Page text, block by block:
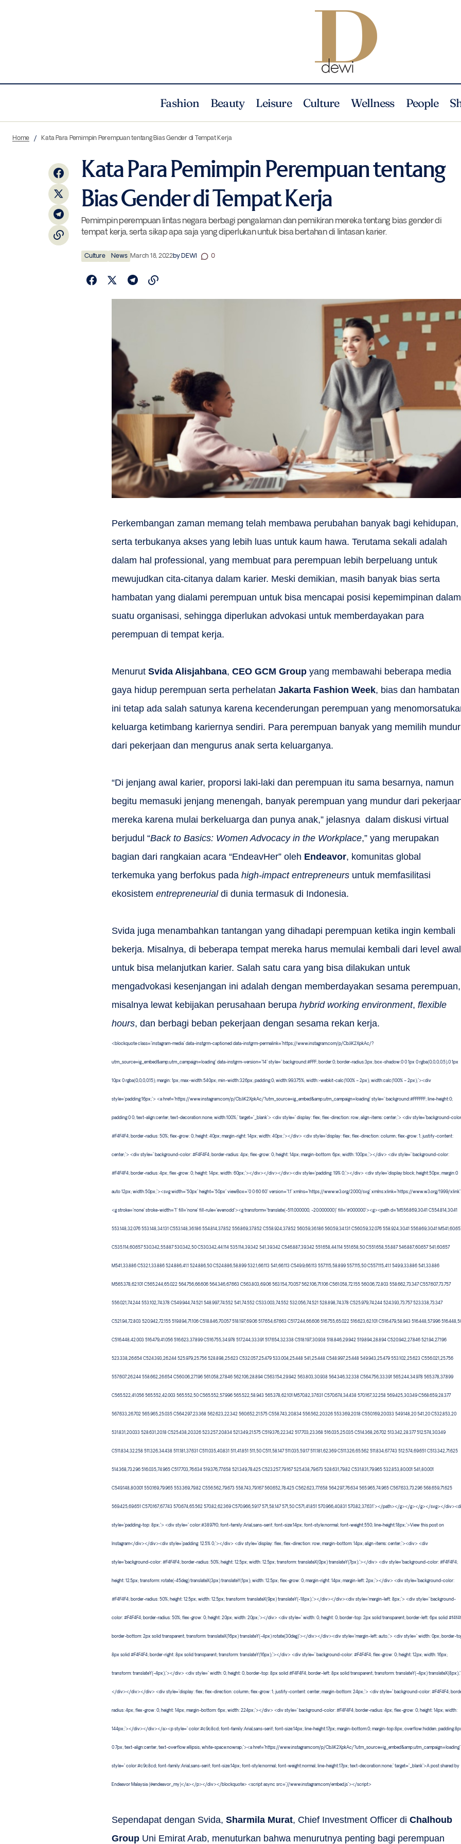
Fashion Beauty Leisure Culture Wellness People
Kejutan Maria Grazia Chiuri yang
Berbalut Seni di Koleksi Musim Gugur
Culture
Home Kata Para Pemimpin Perempuan tentang Bias Gender di Tempat Kerja
Kata Para Pemimpin Perempuan tentang
Bias Gender di Tempat Kerja
Pemimpin perempuan lintas negara berbagi pengalaman dan pemikiran mereka tentang bias gender di
tempat kerja, serta sikap apa saja yang diperlukan untuk bisa bertahan di lintasan karier.
Culture News March 18, 2022byDEWI 0
Perkembangan zaman memang telah membawa perubahan banyak bagi kehidupan,
serta terbukanya akses yang lebih luas untuk kaum hawa. Terutama sekali adalah
dalam hal professional, yang membuat para perempuan lebih berpeluang untuk
mewujudkan cita-citanya dalam karier. Meski demikian, masih banyak bias serta
hambatan yang dialami perempuan untuk bisa mencapai posisi kepemimpinan dalam
suatu organisasi, sehingga diperlukan advokasi untuk memberdayakan para
perempuan di tempat kerja.
Menurut Svida Alisjahbana, CEO GCM Group yang membawahi beberapa media
gaya hidup perempuan serta perhelatan Jakarta Fashion Week, bias dan hambatan
ini tetap ada salah satunya karena kecenderungan perempuan yang
keluarga ketimbang kariernya sendiri. Para perempuan banyak yang memilih mundur
dari pekerjaan dan mengurus anak serta keluarganya.
“Di jenjang awal karier, proporsi laki-laki dan perempuan itu sama besarnya, namun
begitu memasuki jenjang menengah, banyak perempuan yang mundur dari
mereka karena mulai berkeluarga dan punya anak,” jelasnya dalam diskusi virtual
berjudul “Back to Basics: Women Advocacy in the Workplace,” yang merupakan
bagian dari rangkaian acara “EndeavHer” oleh Endeavor, komunitas global
terkemuka yang berfokus pada high-impact entrepreneurs untuk memfasilitasi
ekosistem entrepreneurialdi dunia termasuk di Indonesia.
Svida juga menambahkan tantangan yang dihadapi perempuan ketika ingin kembali
bekerja. Misalnya, di beberapa tempat mereka harus memulai kembali dari level awal
untuk bisa melanjutkan karier. Salah satu cara yang bisa dilakukan untuk
mengadvokasi kesenjangan ini adalah dengan memberdayakan sesama perempuan,
misalnya lewat kebijakan perusahaan berupa hybrid working environment, flexible
hours, dan berbagi beban pekerjaan dengan sesama rekan kerja.
<blockquote class="instagram-media" data-instgrm-captioned data-instgrm-permalink="https://www.instagram.com/p/CbJiK2XpkAc/?
utm_source=ig_embed&amp;utm_campaign=loading" data-instgrm-version="14" style=" background:#FFF; border:0; border-radius:3px; box-shadow:0 0 1px 0 rgba(0,0,0,0.5),0 1px
10px 0 rgba(0,0,0,0.15); margin: 1px; max-width:540px; min-width:326px; padding:0; width:99.375%; width:-webkit-calc(100% – 2px); width:calc(100% – 2px);"><div
style="padding:16px;"> <a href="https://www.instagram.com/p/CbJiK2XpkAc/?utm_source=ig_embed&amp;utm_campaign=loading" style=" background:#FFFFFF; line-height:0;
padding:0 0; text-align:center; text-decoration:none; width:100%;" target="_blank"> <div style=" display: flex; flex-direction: row; align-items: center;"> <div style="background-
#F4F4F4; border-radius: 50%; flex-grow: 0; height: 40px; margin-right: 14px; width: 40px;"></div> <div style="display: flex; flex-direction: column; flex-grow: 1; justify-content:
center;"> <div style=" background-color: #F4F4F4; border-radius: 4px; flex-grow: 0; height: 14px; margin-bottom: 6px; width: 100px;"></div> <div style=" background-color:
#F4F4F4; border-radius: 4px; flex-grow: 0; height: 14px; width: 60px;"></div></div></div><div style="padding: 19% 0;"></div> <div style="display:block; height:50px; margin:0
auto 12px; width:50px;"><svg width="50px" height="50px" viewBox="0 0 60 60" version="1.1" xmlns="https://www.w3.org/2000/svg" xmlns:xlink="https://www.w3.org/1999/
<g stroke="none" stroke-width="1" fill="none" fill-rule="evenodd"><g transform="translate(-511.000000, -20.000000)" fill="#000000"><g><path d="M556.869,30.41 C554.814,30.41
553.148,32.076 553.148,34.131 C553.148,36.186 554.814,37.852 556.869,37.852 C558.924,37.852 560.59,36.186 560.59,34.131 C560.59,32.076 558.924,30.41 556.869,30.41
C535.114,60.657 530.342,55.887 530.342,50 C530.342,44.114 535.114,39.342 541,39.342 C546.887,39.342 551.658,44.114 551.658,50 C551.658,55.887 546.887,60.657 541,60.657
M541,33.886 C532.1,33.886 524.886,41.1 524.886,50 C524.886,58.899 532.1,66.113 541,66.113 C549.9,66.113 557.115,58.899 557.115,50 C557.115,41.1 549.9,33.886 541,33.886
M565.378,62.101 C565.244,65.022 564.756,66.606 564.346,67.663 C563.803,69.06 563.154,70.057 562.106,71.106 C561.058,72.155 560.06,72.803 558.662,73.347 C557.607,73.757
556.021,74.244 553.102,74.378 C549.944,74.521 548.997,74.552 541,74.552 C533.003,74.552 532.056,74.521 528.898,74.378 C525.979,74.244 524.393,73.757 523.338,73.347
C521.94,72.803 520.942,72.155 519.894,71.106 C518.846,70.057 518.197,69.06 517.654,67.663 C517.244,66.606 516.755,65.022 516.623,62.101 C516.479,58.943 516.448,57.996
C516.448,42.003 516.479,41.056 516.623,37.899 C516.755,34.978 517.244,33.391 517.654,32.338 C518.197,30.938 518.846,29.942 519.894,28.894 C520.942,27.846 521.94,27.196
523.338,26.654 C524.393,26.244 525.979,25.756 528.898,25.623 C532.057,25.479 533.004,25.448 541,25.448 C548.997,25.448 549.943,25.479 553.102,25.623 C556.021,25.756
557.607,26.244 558.662,26.654 C560.06,27.196 561.058,27.846 562.106,28.894 C563.154,29.942 563.803,30.938 564.346,32.338 C564.756,33.391 565.244,34.978 565.378,37.899
C565.522,41.056 565.552,42.003 565.552,50 C565.552,57.996 565.522,58.943 565.378,62.101 M570.82,37.631 C570.674,34.438 570.167,32.258 569.425,30.349 C568.659,28.377
567.633,26.702 565.965,25.035 C564.297,23.368 562.623,22.342 560.652,21.575 C558.743,20.834 556.562,20.326 553.369,20.18 C550.169,20.033 549.148,20 541,20 C532.853,20
531.831,20.033 528.631,20.18 C525.438,20.326 523.257,20.834 521.349,21.575 C519.376,22.342 517.703,23.368 516.035,25.035 C514.368,26.702 513.342,28.377 512.574,30.349
C511.834,32.258 511.326,34.438 511.181,37.631 C511.035,40.831 511,41.851 511,50 C511,58.147 511.035,59.17 511.181,62.369 C511.326,65.562 511.834,67.743 512.574,69.651 C513.342,71.625
514.368,73.296 516.035,74.965 C517.703,76.634 519.376,77.658 521.349,78.425 C523.257,79.167 525.438,79.673 528.631,79.82 C531.831,79.965 532.853,80.001 541,80.001
C549.148,80.001 550.169,79.965 553.369,79.82 C556.562,79.673 558.743,79.167 560.652,78.425 C562.623,77.658 564.297,76.634 565.965,74.965 C567.633,73.296 568.659,71.625
569.425,69.651 C570.167,67.743 570.674,65.562 570.82,62.369 C570.966,59.17 571,58.147 571,50 C571,41.851 570.966,40.831 570.82,37.631"></path></g></g></g></svg></
style="padding-top: 8px;"> <div style=" color:#3897f0; font-family:Arial,sans-serif; font-size:14px; font-style:normal; font-weight:550; line-height:18px;">View this post on
Instagram</div></div><div style="padding: 12.5% 0;"></div> <div style="display: flex; flex-direction: row; margin-bottom: 14px; align-items: center;"><div> <div
style="background-color: #F4F4F4; border-radius: 50%; height: 12.5px; width: 12.5px; transform: translateX(0px) translateY(7px);"></div> <div style="background-color: #F4F4F4;
height: 12.5px; transform: rotate(-45deg) translateX(3px) translateY(1px); width: 12.5px; flex-grow: 0; margin-right: 14px; margin-left: 2px;"></div> <div style="background-color:
#F4F4F4; border-radius: 50%; height: 12.5px; width: 12.5px; transform: translateX(9px) translateY(-18px);"></div></div><div style="margin-left: 8px;"> <div style=" background-
color: #F4F4F4; border-radius: 50%; flex-grow: 0; height: 20px; width: 20px;"></div> <div style=" width: 0; height: 0; border-top: 2px solid transparent; border-left: 6px solid
border-bottom: 2px solid transparent; transform: translateX(16px) translateY(-4px) rotate(30deg)"></div></div><div style="margin-left: auto;"> <div style=" width: 0px; border-
8px solid #F4F4F4; border-right: 8px solid transparent; transform: translateY(16px);"></div> <div style=" background-color: #F4F4F4; flex-grow: 0; height: 12px; width: 16px;
transform: translateY(-4px);"></div> <div style=" width: 0; height: 0; border-top: 8px solid #F4F4F4; border-left: 8px solid transparent; transform: translateY(-4px)
</div></div></div> <div style="display: flex; flex-direction: column; flex-grow: 1; justify-content: center; margin-bottom: 24px;"> <div style=" background-color: #F4F4F4;
radius: 4px; flex-grow: 0; height: 14px; margin-bottom: 6px; width: 224px;"></div> <div style=" background-color: #F4F4F4; border-radius: 4px; flex-grow: 0; height: 14px; width:
144px;"></div></div></a><p style=" color:#c9c8cd; font-family:Arial,sans-serif; font-size:14px; line-height:17px; margin-bottom:0; margin-top:8px; overflow:hidden;
0 7px; text-align:center; text-overflow:ellipsis; white-space:nowrap;"><a href="https://www.instagram.com/p/CbJiK2XpkAc/?utm_source=ig_embed&amp;utm_campaign=loading"
style=" color:#c9c8cd; font-family:Arial,sans-serif; font-size:14px; font-style:normal; font-weight:normal; line-height:17px; text-decoration:none;" target="_blank">A post shared by
Endeavor Malaysia (@endeavor_my)</a></p></div></blockquote> <script async src="//www.instagram.com/embed.js"></script>
Sependapat dengan Svida, Sharmila Murat, Chief Investment Officer di Chalhoub
Group Uni Emirat Arab, menuturkan bahwa menurutnya penting bagi perempuan